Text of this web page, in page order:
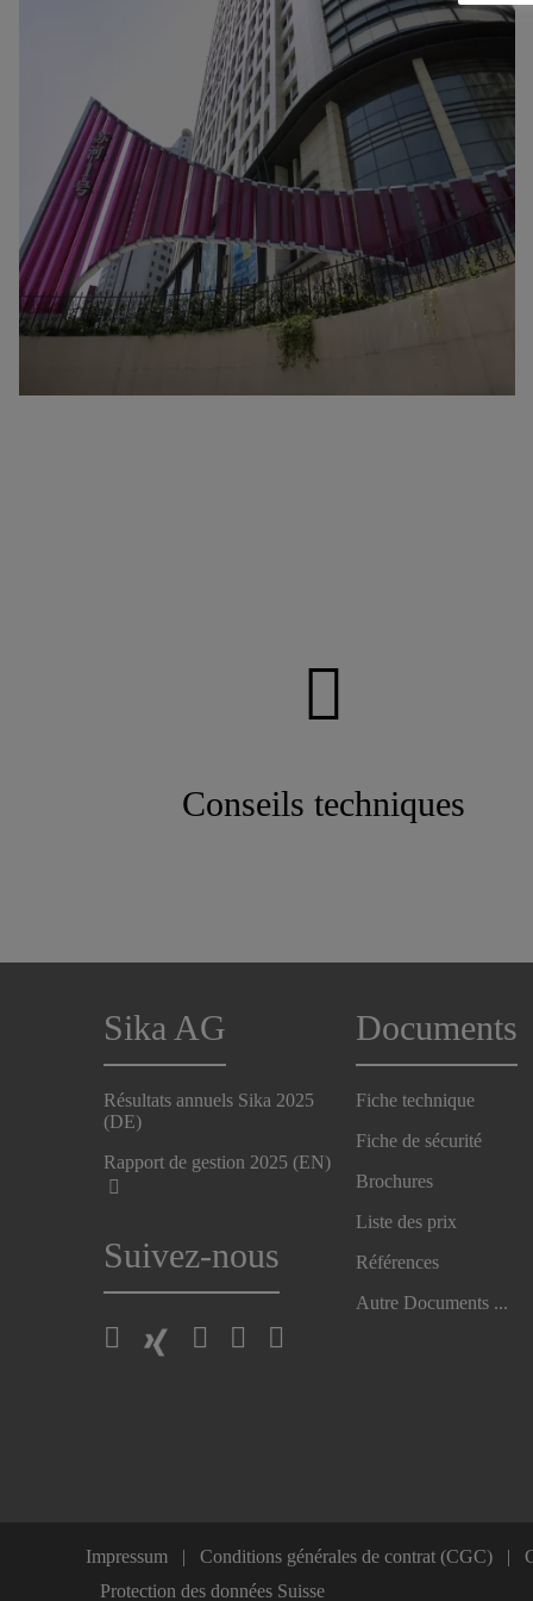
Conseils techniques
Sika AG
Résultats annuels Sika 2025
(DE)
Rapport de gestion 2025 (EN)
Suivez-nous
Documents
Fiche technique
Fiche de sécurité
Brochures
Liste des prix
Références
Autre Documents ...
Impressum Conditions générales de contrat (CGC)
Protection des données Suisse